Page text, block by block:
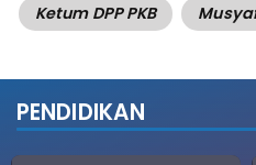
Ketum DPP PKB
PENDIDIKAN